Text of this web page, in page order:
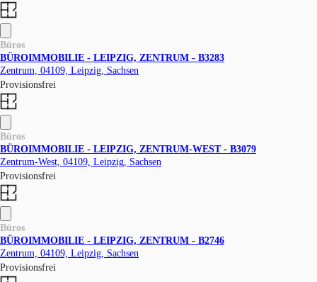
Büros
BÜROIMMOBILIE - LEIPZIG, ZENTRUM - B3283
Zentrum, 04109, Leipzig, Sachsen
Provisionsfrei
Büros
BÜROIMMOBILIE - LEIPZIG, ZENTRUM-WEST - B3079
Zentrum-West, 04109, Leipzig, Sachsen
Provisionsfrei
Büros
BÜROIMMOBILIE - LEIPZIG, ZENTRUM - B2746
Zentrum, 04109, Leipzig, Sachsen
Provisionsfrei